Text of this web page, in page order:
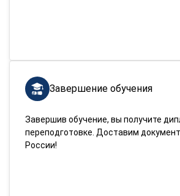
Завершение обучения
Завершив обучение, вы получите
переподготовке. Доставим
России!